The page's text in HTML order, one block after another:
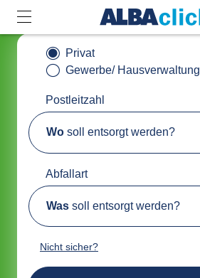
Privat
Gewerbe/ Hausverwaltung
Postleitzahl
Wo soll entsorgt werden?
Abfallart
Was soll entsorgt werden?
Nicht sicher?